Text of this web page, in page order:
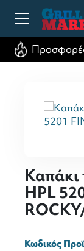
Καπάκι
HPL
Κωδικός